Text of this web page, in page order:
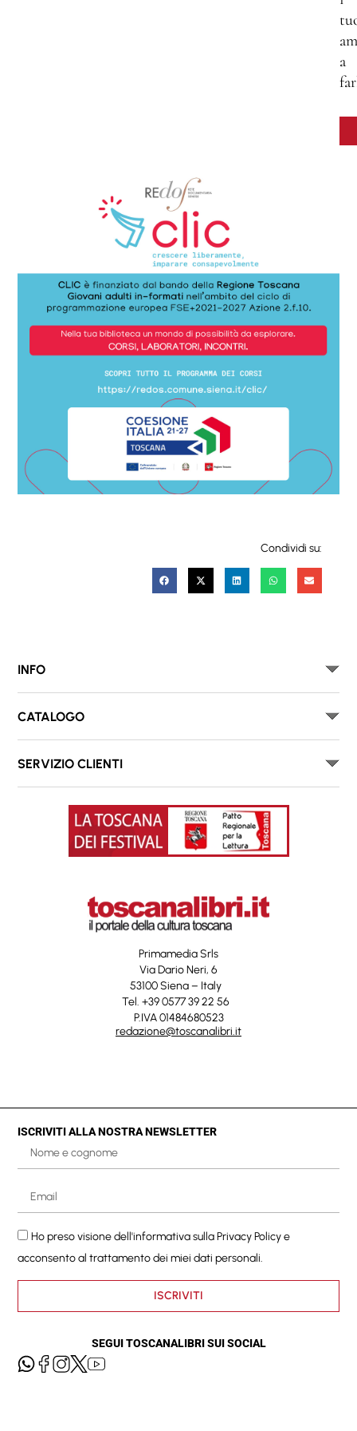
a
Condividi su:
INFO
CATALOGO
SERVIZIO CLIENTI
Primamedia Srls
Via Dario Neri, 6
53100 Siena – Italy
Tel. +39 0577 39 22 56
P.IVA 01484680523
redazione@toscanalibri.it
ISCRIVITI ALLA NOSTRA NEWSLETTER
Ho preso visione dell'informativa sullaPrivacy Policye
acconsento al trattamento dei miei dati personali.
ISCRIVITI
SEGUI TOSCANALIBRI SUI SOCIAL